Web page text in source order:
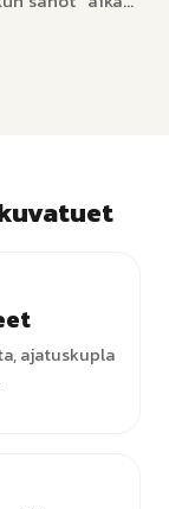
– eikä
ajatuskupla